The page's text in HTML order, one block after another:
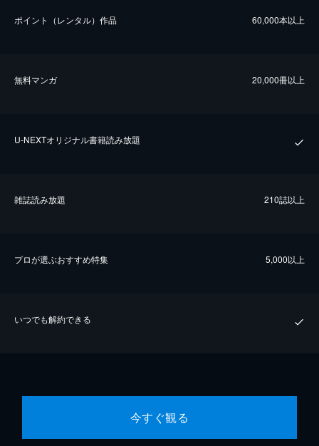
ポイント（レンタル）作品 60,000本以上
無料マンガ 20,000冊以上
U-NEXTオリジナル書籍読み放題
雑誌読み放題 210誌以上
プロが選ぶおすすめ特集 5,000以上
いつでも解約できる
今すぐ観る